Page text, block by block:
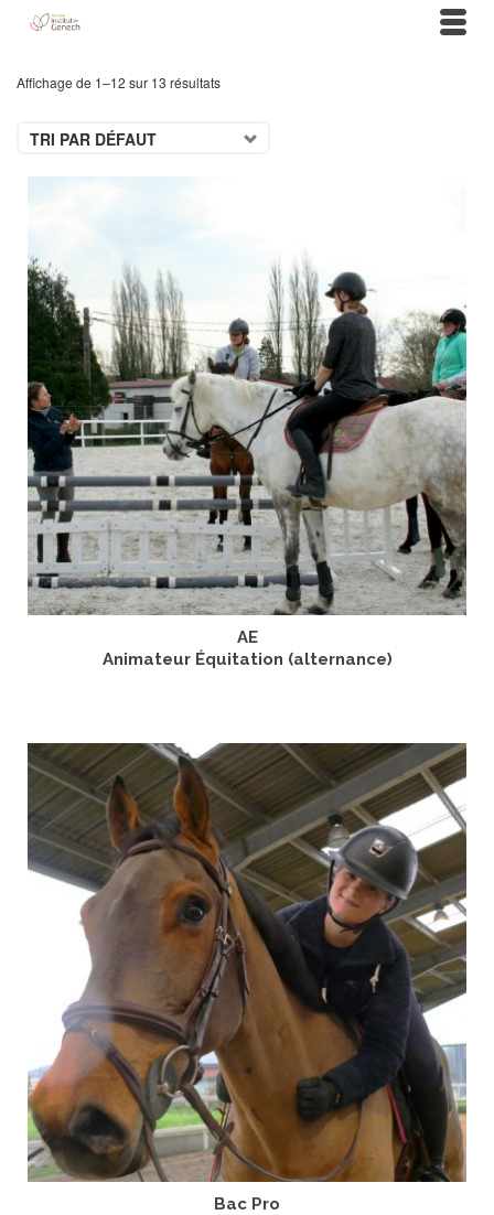
Affichage de 1–12 sur 13 résultats
TRI PAR DÉFAUT
AE
Animateur Équitation (alternance)
Bac Pro